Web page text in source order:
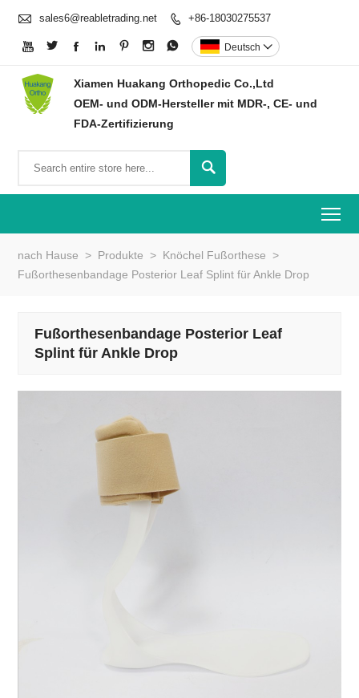
 sales6@reabletrading.net  +86-18030275537
       Deutsch 
Xiamen Huakang Orthopedic Co.,Ltd
OEM- und ODM-Hersteller mit MDR-, CE- und
FDA-Zertifizierung

nach Hause > Produkte > Knöchel Fußorthese >
Fußorthesenbandage Posterior Leaf Splint für Ankle Drop
Fußorthesenbandage Posterior Leaf
Splint für Ankle Drop